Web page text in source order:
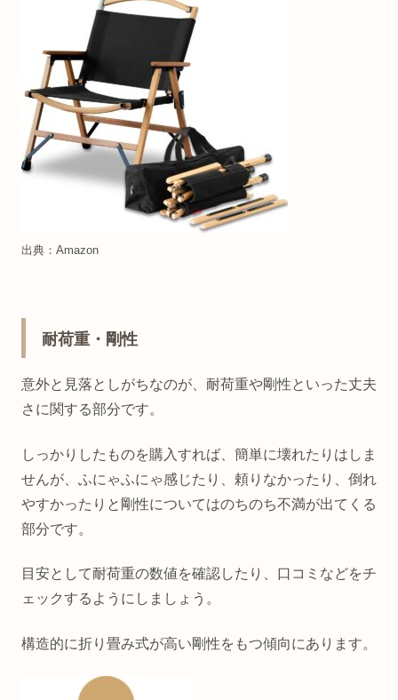
出典：Amazon
耐荷重・剛性
意外と見落としがちなのが、耐荷重や剛性といった丈夫
さに関する部分です。
しっかりしたものを購入すれば、簡単に壊れたりはしま
せんが、ふにゃふにゃ感じたり、頼りなかったり、倒れ
やすかったりと剛性についてはのちのち不満が出てくる
部分です。
目安として耐荷重の数値を確認したり、口コミなどをチ
ェックするようにしましょう。
構造的に折り畳み式が高い剛性をもつ傾向にあります。